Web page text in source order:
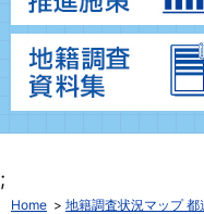
;
Home 地籍調査状況マップ